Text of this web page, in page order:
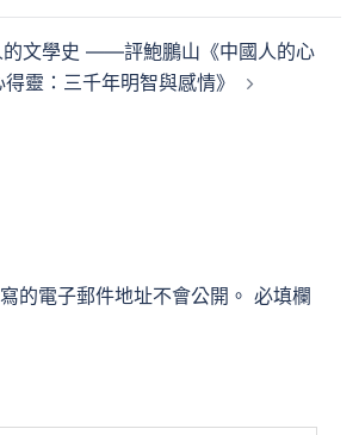
的文學史 ——評鮑鵬山《中國人的心
靈：三千年明智與感情》
的電子郵件地址不會公開。 必填欄